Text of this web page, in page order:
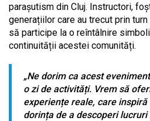
parașutism din Cluj. Instructori,
generațiilor care au trecut prin
să participe la o reîntâlnire
continuității acestei comunități.
„Ne dorim ca acest
o zi de activități. Vrem să
experiențe reale, care
dorința de a descoperi